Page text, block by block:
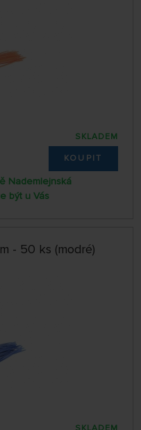
SKLADEM
KOUPIT
Nademlejnská
být u Vás
- 50 ks (modré)